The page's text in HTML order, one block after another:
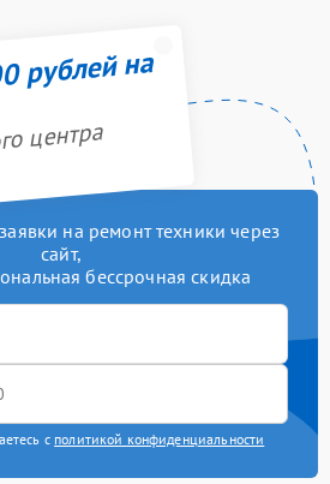
рублей на
центра
на ремонт техники через
сайт,
бессрочная скидка
с политикой конфиденциальности